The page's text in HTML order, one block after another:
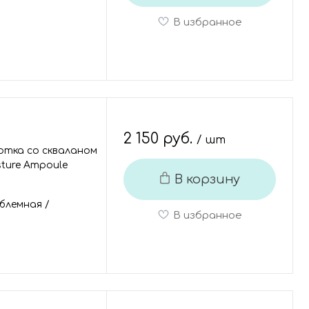
В избранное
со скваланом
Ampoule
/
2 150 руб. / шт
В корзину
В избранное